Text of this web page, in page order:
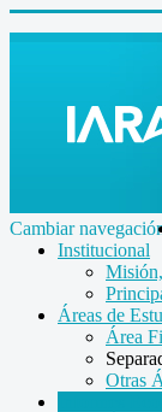
Cambiar
Institucional
Áreas de
Área
Otras